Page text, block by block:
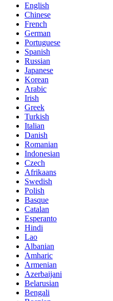
English
Chinese
French
German
Portuguese
Spanish
Russian
Japanese
Korean
Arabic
Irish
Greek
Turkish
Italian
Danish
Romanian
Indonesian
Czech
Afrikaans
Swedish
Polish
Basque
Catalan
Esperanto
Hindi
Lao
Albanian
Amharic
Armenian
Azerbaijani
Belarusian
Bengali